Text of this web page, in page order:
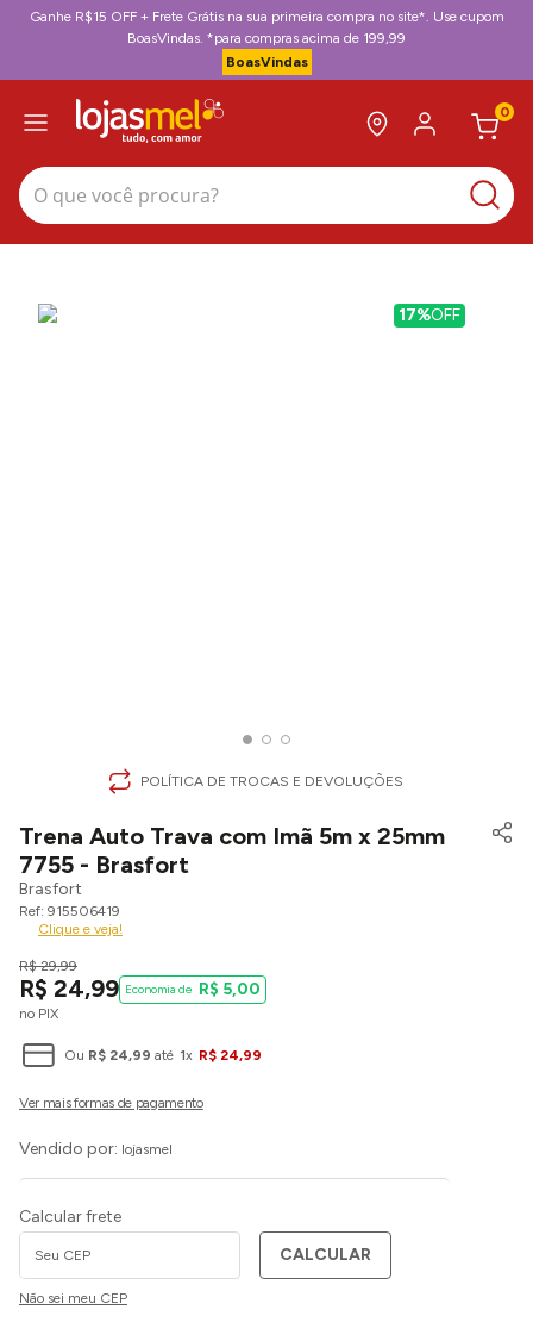
Ganhe R$15 OFF + Frete Grátis na sua primeira compra no site*. Use cupom
BoasVindas. *para compras acima de 199,99
BoasVindas
0
O que você procura?
17%OFF
POLÍTICA DE TROCAS E DEVOLUÇÕES
Trena Auto Trava com Imã 5m x 25mm
7755 - Brasfort
Brasfort
915506419
Clique e veja!
R$ 29,99
R$ 24,99
no PIX
R$ 5,00
Ou R$ 24,99 até 1x R$ 24,99
Vendido por: lojasmel
Calcular frete
CALCULAR
Não sei meu CEP